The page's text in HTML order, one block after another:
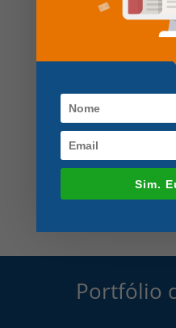
Certificado de
Fernando Hideo
Portfólio
Sim.